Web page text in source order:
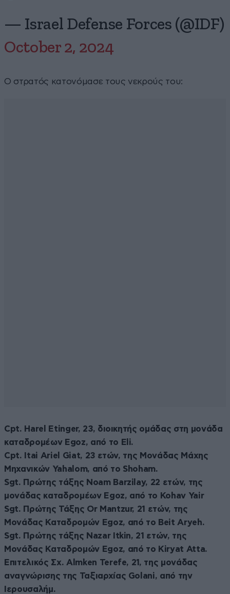
— Israel Defense Forces (@IDF)
October 2, 2024
Ο στρατός κατονόμασε τους νεκρούς του:
Cpt. Harel Etinger, 23, διοικητής ομάδας στη μονάδα
καταδρομέων Egoz, από το Eli.
Cpt. Itai Ariel Giat, 23 ετών, της Μονάδας Μάχης
Μηχανικών Yahalom, από το Shoham.
Sgt. Πρώτης τάξης Noam Barzilay, 22 ετών, της
μονάδας καταδρομέων Egoz, από το Kohav Yair
Sgt. Πρώτης Τάξης Or Mantzur, 21 ετών, της
Μονάδας Καταδρομών Egoz, από το Beit Aryeh.
Sgt. Πρώτης τάξης Nazar Itkin, 21 ετών, της
Μονάδας Καταδρομών Egoz, από το Kiryat Atta.
Επιτελικός Σχ. Almken Terefe, 21, της μονάδας
αναγνώρισης της Ταξιαρχίας Golani, από την
Ιερουσαλήμ.